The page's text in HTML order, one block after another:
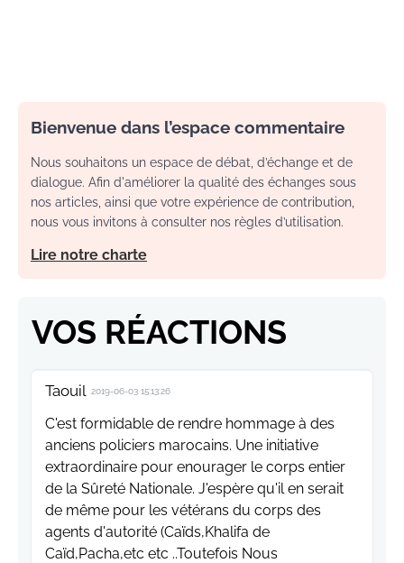
Bienvenue dans l’espace commentaire
Nous souhaitons un espace de débat, d’échange et de
dialogue. Afin d'améliorer la qualité des échanges sous
nos articles, ainsi que votre expérience de contribution,
nous vous invitons à consulter nos règles d’utilisation.
Lire notre charte
VOS RÉACTIONS
Taouil 2019-06-03 15:13:26
C'est formidable de rendre hommage à des
anciens policiers marocains. Une initiative
extraordinaire pour enourager le corps entier
de la Sûreté Nationale. J'espère qu'il en serait
de même pour les vétérans du corps des
agents d'autorité (Caïds,Khalifa de
Caïd,Pacha,etc etc ..Toutefois Nous